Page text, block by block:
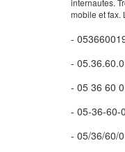
internautes.
mobile et fax.
-
-
- 05 36 60
- 05-36-60-
- 05/36/60/